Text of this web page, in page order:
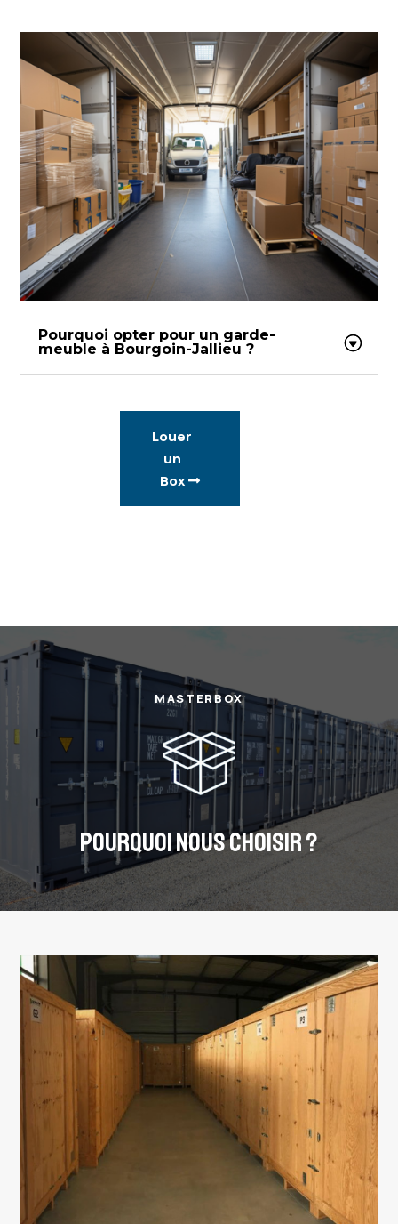
Pourquoi opter pour un garde-
meuble à Bourgoin-Jallieu ?
Louer
un
Box
MASTERBOX
POURQUOI NOUS CHOISIR ?